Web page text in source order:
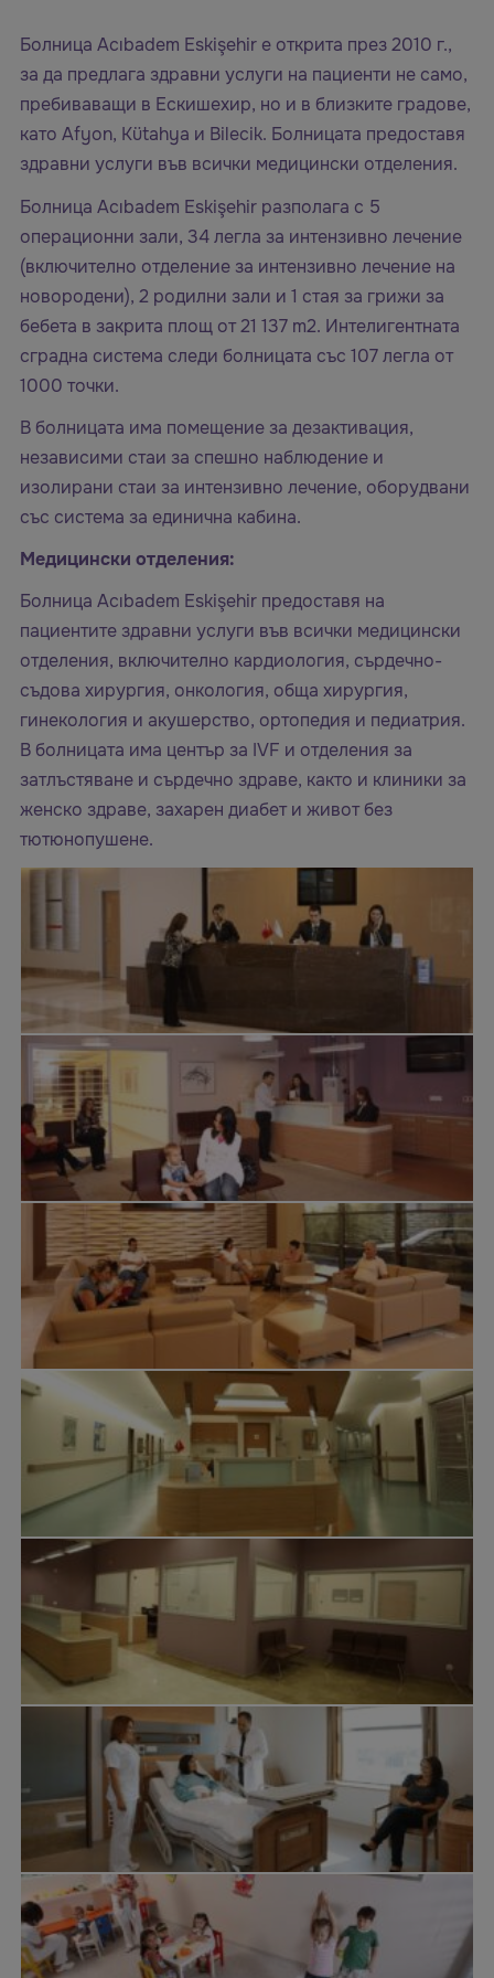
Болница Acıbadem Eskişehir е открита през 2010 г.,
за да предлага здравни услуги на пациенти не само,
пребиваващи в Ескишехир, но и в близките градове,
като Afyon, Kütahya и Bilecik. Болницата предоставя
здравни услуги във всички медицински отделения.
Болница Acıbadem Eskişehir разполага с 5
операционни зали, 34 легла за интензивно лечение
(включително отделение за интензивно лечение на
новородени), 2 родилни зали и 1 стая за грижи за
бебета в закрита площ от 21 137 m2. Интелигентната
сградна система следи болницата със 107 легла от
1000 точки.
В болницата има помещение за дезактивация,
независими стаи за спешно наблюдение и
изолирани стаи за интензивно лечение, оборудвани
със система за единична кабина.
Медицински отделения:
Болница Acıbadem Eskişehir предоставя на
пациентите здравни услуги във всички медицински
отделения, включително кардиология, сърдечно-
съдова хирургия, онкология, обща хирургия,
гинекология и акушерство, ортопедия и педиатрия.
В болницата има център за IVF и отделения за
затлъстяване и сърдечно здраве, както и клиники за
женско здраве, захарен диабет и живот без
тютюнопушене.